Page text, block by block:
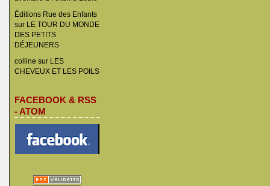
Éditions Rue des Enfants
sur LE TOUR DU MONDE
DES PETITS
DÉJEUNERS
colline sur LES
CHEVEUX ET LES POILS
FACEBOOK & RSS
- ATOM